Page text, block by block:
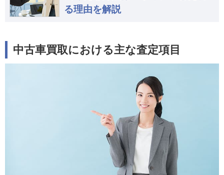
る理由を解説
中古車買取における主な査定項目